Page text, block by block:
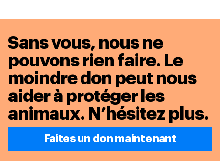
Sans vous, nous ne
pouvons rien faire. Le
moindre don peut nous
aider à protéger les
animaux. N’hésitez plus.
Faites un don maintenant